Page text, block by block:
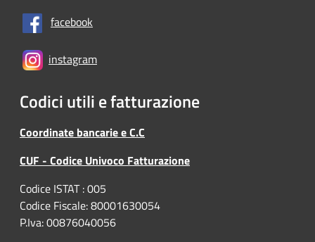
facebook
instagram
Codici utili e fatturazione
Coordinate bancarie e C.C
CUF - Codice Univoco Fatturazione
Codice ISTAT : 005
Codice Fiscale: 80001630054
P.Iva: 00876040056